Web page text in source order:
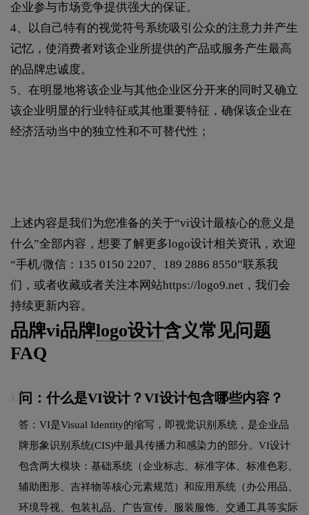
企业参与市场竞争提供强大的保证。
4、以自己特有的视觉符号系统吸引公众的注意力并产生
记忆，使消费者对该企业所提供的产品或服务产生最高
的品牌忠诚度。
5、在明显地将该企业与其他企业区分开来的同时又确立
该企业明显的行业特征或其他重要特征，确保该企业在
经济活动当中的独立性和不可替代性；
上述内容是我们为您准备的关于“vi设计最核心的意义是
什么”全部内容，想要了解更多logo设计相关资讯，欢迎
“手机/微信：135 0150 2207、189 2886 8550”联系我
们，或者收藏或者关注本网站https://logo9.net ，我们会
持续更新内容。
品牌vi品牌logo设计含义常见问题
FAQ
问：什么是VI设计？VI设计包含哪些内容？
答：VI是Visual Identity的缩写，即视觉识别系统，是企业品
牌形象识别系统(CIS)中最具传播力和感染力的部分。VI设计
包含两大模块：基础系统（企业标志、标准字体、标准色彩、
辅助图形、吉祥物等核心元素规范）和应用系统（办公用品、
环境导视、包装礼品、广告宣传、服装服饰、交通工具等实际